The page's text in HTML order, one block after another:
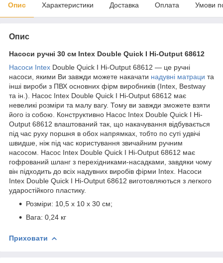
Опис Характеристики Доставка Оплата Умови
Опис
Насоси ручні 30 см Intex Double Quick I Hi-Output 68612
Насоси Intex Double Quick I Hi-Output 68612 — це ручні
насоси, якими Ви завжди можете накачати надувні матраци та
інші вироби з ПВХ основних фірм виробників (Intex, Bestway
та ін.). Насос Intex Double Quick I Hi-Output 68612 має
невеликі розміри та малу вагу. Тому ви завжди зможете взяти
його із собою. Конструктивно Насос Intex Double Quick I Hi-
Output 68612 влаштований так, що накачування відбувається
під час руху поршня в обох напрямках, тобто по суті удвічі
швидше, ніж під час користування звичайним ручним
насосом. Насос Intex Double Quick I Hi-Output 68612 має
гофрований шланг з перехідниками-насадками, завдяки чому
він підходить до всіх надувних виробів фірми Intex. Насоси
Intex Double Quick I Hi-Output 68612 виготовляються з легкого
ударостійкого пластику.
Розміри: 10,5 х 10 х 30 см;
Вага: 0,24 кг
Приховати